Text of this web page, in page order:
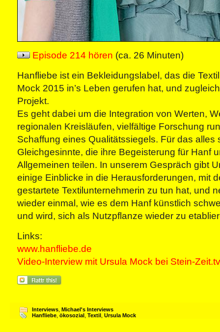
Episode 214 hören (ca. 26 Minuten)
Hanfliebe ist ein Bekleidungslabel, das die
Mock 2015 in’s Leben gerufen hat, und
Projekt.
Es geht dabei um die Integration von Werten,
regionalen Kreisläufen, vielfältige Forschung
Schaffung eines Qualitätssiegels. Für das alles
Gleichgesinnte, die ihre Begeisterung für Hanf
Allgemeinen teilen. In unserem Gespräch gibt
einige Einblicke in die Herausforderungen, mit
gestartete Textilunternehmerin zu tun hat, und
wieder einmal, wie es dem Hanf künstlich
und wird, sich als Nutzpflanze wieder zu
Links:
www.hanfliebe.de
Video-Interview mit Ursula Mock bei Stein-Zeit.tv
Interviews Michael's Interviews
Hanfliebe ökosozial Textil Ursula Mock